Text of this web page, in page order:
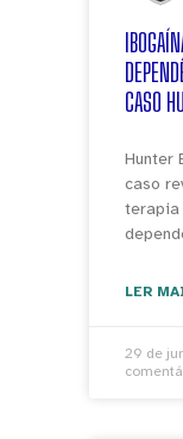
CASO
Hunter
caso
terapia
LER
29 de